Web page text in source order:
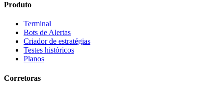
Produto
Terminal
Bots de Alertas
Criador de estratégias
Testes históricos
Planos
Corretoras